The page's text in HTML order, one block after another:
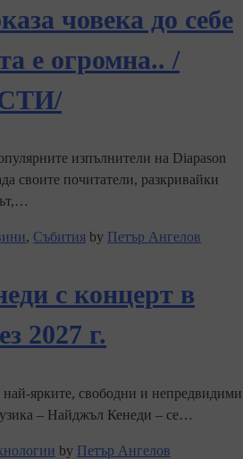
човека до себе
е огромна.. /
изпълнители на Diapason
своите почитатели, разкривайки
, Събития by Петър Ангелов
с концерт в
2027 г.
ярките, свободни и непредвидими
– Найджъл Кенеди – се…
by Петър Ангелов